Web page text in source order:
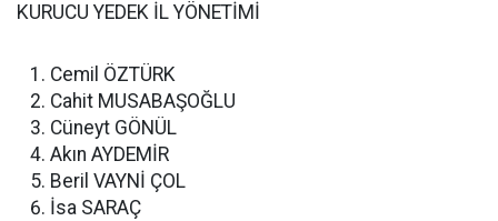
KURUCU YEDEK İL YÖNETİMİ
Cemil ÖZTÜRK
Cahit MUSABAŞOĞLU
Cüneyt GÖNÜL
Akın AYDEMİR
Beril VAYNİ ÇOL
İsa SARAÇ